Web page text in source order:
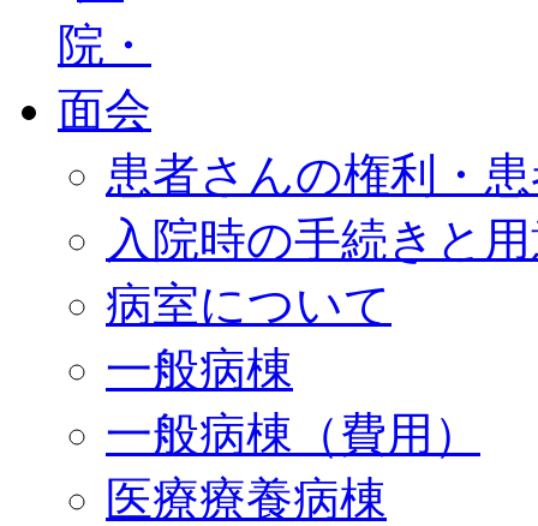
患者さんの権利・
入院時の手続きと
病室について
一般病棟
一般病棟（費用）
医療療養病棟